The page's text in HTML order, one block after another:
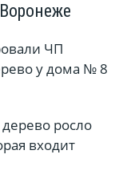
ЧП
у дома № 8
росло
входит